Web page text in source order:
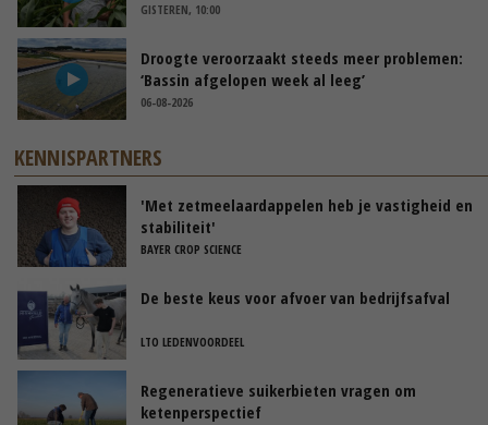
GISTEREN, 10:00
Droogte veroorzaakt steeds meer problemen:
‘Bassin afgelopen week al leeg’
06-08-2026
KENNISPARTNERS
'Met zetmeelaardappelen heb je vastigheid en
stabiliteit'
BAYER CROP SCIENCE
De beste keus voor afvoer van bedrijfsafval
LTO LEDENVOORDEEL
Regeneratieve suikerbieten vragen om
ketenperspectief